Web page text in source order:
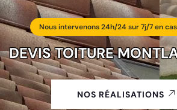
Nous intervenons 24h/24 sur 7j/7 en
DEVIS TOITURE
NOS RÉALISATIONS